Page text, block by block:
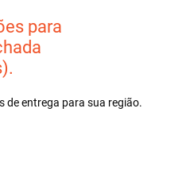
para
de entrega para sua região.